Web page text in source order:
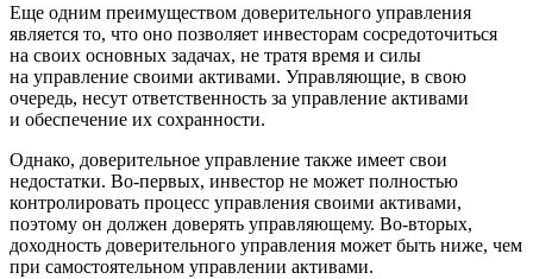
Еще одним преимуществом доверительного управления
является то, что оно позволяет инвесторам сосредоточиться
на своих основных задачах, не тратя время и силы
на управление своими активами. Управляющие, в свою
очередь, несут ответственность за управление активами
и обеспечение их сохранности.
Однако, доверительное управление также имеет свои
недостатки. Во-первых, инвестор не может полностью
контролировать процесс управления своими активами,
поэтому он должен доверять управляющему. Во-вторых,
доходность доверительного управления может быть ниже, чем
при самостоятельном управлении активами.